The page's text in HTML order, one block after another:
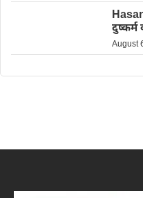
दुष्कर्म
August